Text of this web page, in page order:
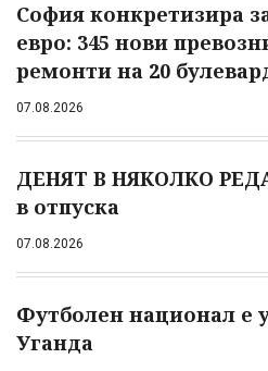
София конкретизира
евро: 345 нови
ремонти на 20
07.08.2026
ДЕНЯТ В НЯКОЛКО
в отпуска
07.08.2026
Футболен национал е
Уганда